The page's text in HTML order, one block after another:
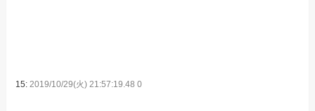
15:2019/10/29(火) 21:57:19.48 0